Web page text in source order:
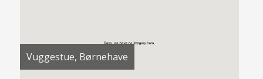
Vuggestue, Børnehave